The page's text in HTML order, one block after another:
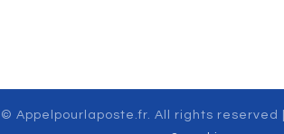
© Appelpourlaposte.fr. All rights reserved |